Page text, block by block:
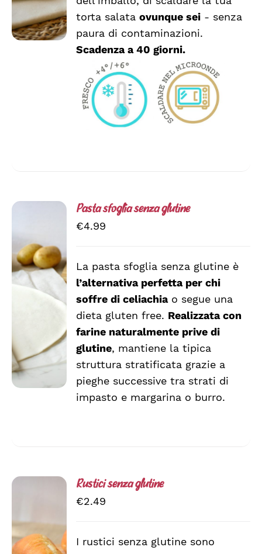
OPZIONI
POSSONO
PRODOTTO
torta salataovunque sei - senza
paura di contaminazioni.
Scadenza a 40 giorni.
AGGIUNGI
AL
CARRELLO
Pasta sfoglia senza glutine
€4.99
La pasta sfoglia senza glutine è
l’alternativa perfetta per chi
soffre di celiachiao segue una
dieta gluten free. Realizzata con
farine naturalmente prive di
glutine, mantiene la tipica
struttura stratificata grazie a
pieghe successive tra strati di
impasto e margarina o burro.
AGGIUNGI
Rustici senza glutine
€2.49
I rustici senza glutine sono